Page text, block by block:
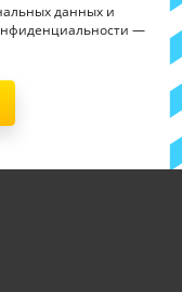
данных и
—